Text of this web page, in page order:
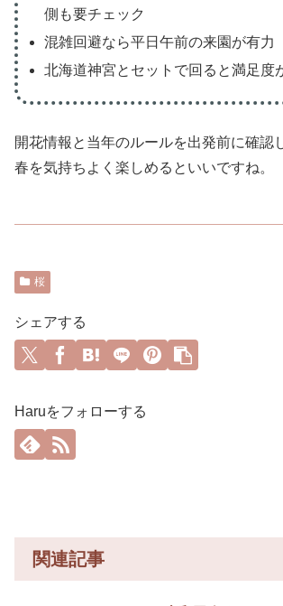
側も要チェック
混雑回避なら平日午前の来園が有力
北海道神宮とセットで回ると満足度
開花情報と当年のルールを出発前に確認
春を気持ちよく楽しめるといいですね。
桜
シェアする
Haruをフォローする
関連記事